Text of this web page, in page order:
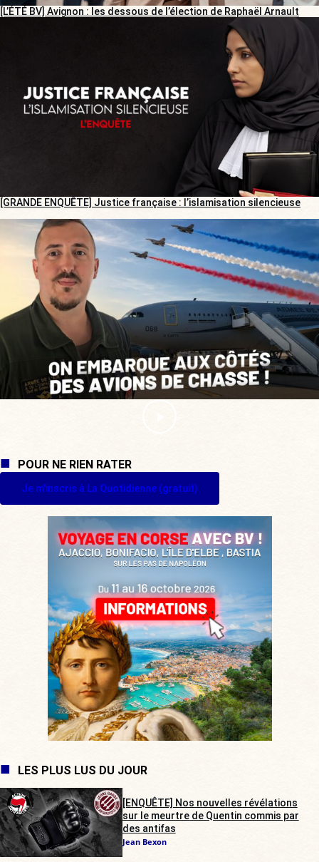
[L’ÉTÉ BV] Avignon : les dessous de l’élection de Raphaël Arnault
[GRANDE ENQUÊTE] Justice française : l’islamisation silencieuse
POUR NE RIEN RATER
Je m'inscris à La Quotidienne (gratuit)
LES PLUS LUS DU JOUR
[ENQUÊTE] Nos nouvelles révélations
sur le meurtre de Quentin commis par
des antifas
Jean Bexon